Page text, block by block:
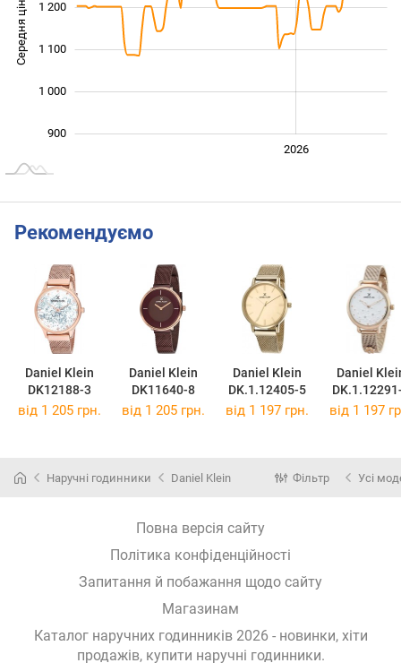
Середня ціна
900
1 000
1 100
1 200
2026
Рекомендуємо
Daniel Klein
DK12188-3
Daniel Klein
DK11640-8
Daniel Klein
DK.1.12405-5
Daniel
від 1 205 грн. від 1 205 грн. від 1 197 грн. від 1 197
Наручні годинники Daniel Klein Фільтр Усі
Повна версія сайту
Політика конфіденційності
Запитання й побажання щодо сайту
Магазинам
Каталог наручних годинників 2026 - новинки, хіти
продажів, купити наручні годинники.